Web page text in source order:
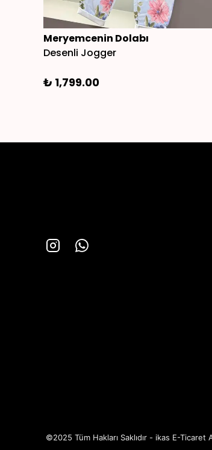
Meryemcenin Dolabı
Desenli Jogger
₺ 1,799.00
©2025 Tüm Hakları Saklıdır - ikas E-Ticaret